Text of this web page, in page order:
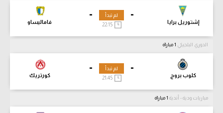
-
إشتوريل برايا
-
فاماليساو
لم تبدأ
22:15
الدوري البلجيكي
-
كلوب بروج
-
كورتريك
لم تبدأ
21:45
مباريات ودية - أندية